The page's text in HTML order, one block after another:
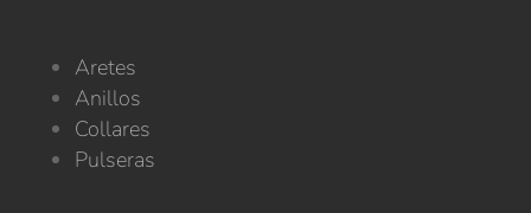
Aretes
Anillos
Collares
Pulseras